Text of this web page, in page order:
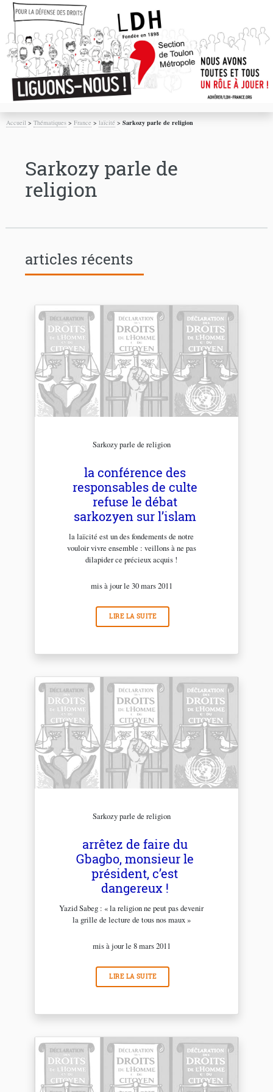
Accueil >Thématiques >France >laïcité >Sarkozy parle de religion
Sarkozy parle de
religion
articles récents
Sarkozy parle de religion
la conférence des
responsables de culte
refuse le débat
sarkozyen sur l’islam
la laïcité est un des fondements de notre
vouloir vivre ensemble : veillons à ne pas
dilapider ce précieux acquis !
mis à jour le 30 mars 2011
LIRE LA SUITE
Sarkozy parle de religion
arrêtez de faire du
Gbagbo, monsieur le
président, c’est
dangereux !
Yazid Sabeg : « la religion ne peut pas devenir
la grille de lecture de tous nos maux »
mis à jour le 8 mars 2011
LIRE LA SUITE